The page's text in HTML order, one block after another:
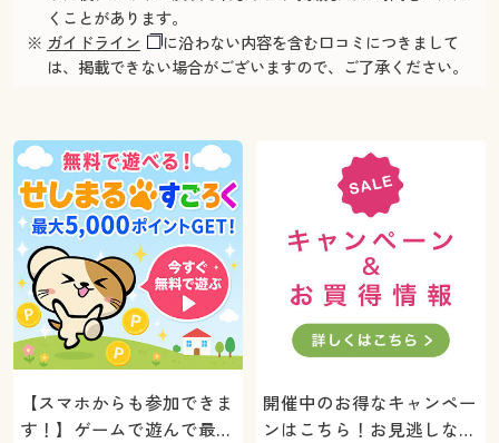
くことがあります。
※ ガイドライン
に沿わない内容を含む口コミにつきまして
は、掲載できない場合がございますので、ご了承ください。
【スマホからも参加できま
す！】ゲームで遊んで最大
開催中のお得なキャンペー
ンはこちら！お見逃しな